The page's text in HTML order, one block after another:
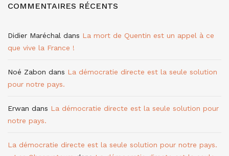
COMMENTAIRES RÉCENTS
Didier Maréchal dans La mort de Quentin est un appel à ce
que vive la France !
Noé Zabon dans La démocratie directe est la seule solution
pour notre pays.
Erwan dans La démocratie directe est la seule solution pour
notre pays.
La démocratie directe est la seule solution pour notre pays.